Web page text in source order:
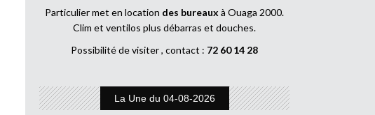
Particulier met en location des bureaux à Ouaga 2000.
Clim et ventilos plus débarras et douches.
Possibilité de visiter , contact : 72 60 14 28
La Une du 04-08-2026